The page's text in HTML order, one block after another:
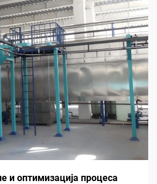
и оптимизација процеса